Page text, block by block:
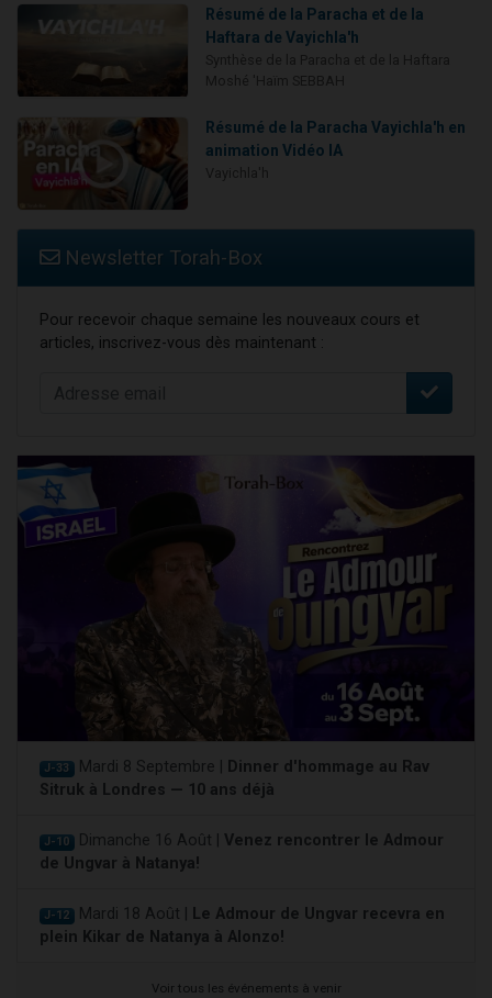
Résumé de la Paracha et de la
Haftara de Vayichla'h
Résumé de la Paracha Vayichla'h en
animation Vidéo IA
Newsletter Torah-Box
Pour recevoir chaque semaine les nouveaux cours et
articles, inscrivez-vous dès maintenant :
J-33 Mardi 8 Septembre |
Dinner d'hommage au Rav
Sitruk à Londres — 10 ans déjà
J-10 Dimanche 16 Août | Venez rencontrer le Admour
de Ungvar à Natanya!
J-12 Mardi 18 Août |
Le Admour de Ungvar recevra en
plein Kikar de Natanya à Alonzo!
Voir tous les événements à venir